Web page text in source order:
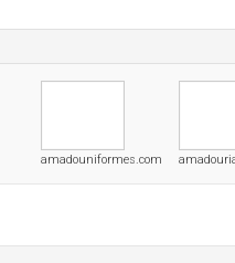
amadouniformes.com